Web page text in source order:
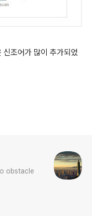
조어가 많이 추가되었
obstacle